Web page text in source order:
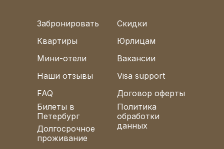
FAQ
Билеты в
Петербург
Наши отзывы
Долгосрочное
проживание
Мини-отели
Квартиры
Забронировать
Вакансии
Visa support
Юрлицам
Скидки
Политика
обработки
данных
Договор оферты